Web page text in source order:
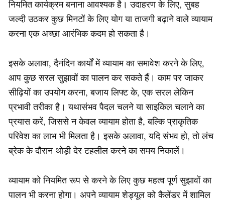
नियमित कार्यक्रम बनाना आवश्यक है। उदाहरण के लिए, सुबह
जल्दी उठकर कुछ मिनटों के लिए योग या ताजगी बढ़ाने वाले व्यायाम
करना एक अच्छा आरंभिक कदम हो सकता है।
इसके अलावा, दैनंदिन कार्यों में व्यायाम का समावेश करने के लिए,
आप कुछ सरल सुझावों का पालन कर सकते हैं। काम पर जाकर
सीढ़ियों का उपयोग करना, बजाय लिफ्ट के, एक सरल लेकिन
प्रभावी तरीका है। यथासंभव पैदल चलने या साइकिल चलाने का
प्रयास करें, जिससे न केवल व्यायाम होता है, बल्कि प्राकृतिक
परिवेश का लाभ भी मिलता है। इसके अलावा, यदि संभव हो, तो लंच
ब्रेक के दौरान थोड़ी देर टहलील करने का समय निकालें।
व्यायाम को नियमित रूप से करने के लिए कुछ महत्व पूर्ण सुझावों का
पालन भी करना होगा। अपने व्यायाम शेड्यूल को कैलेंडर में शामिल